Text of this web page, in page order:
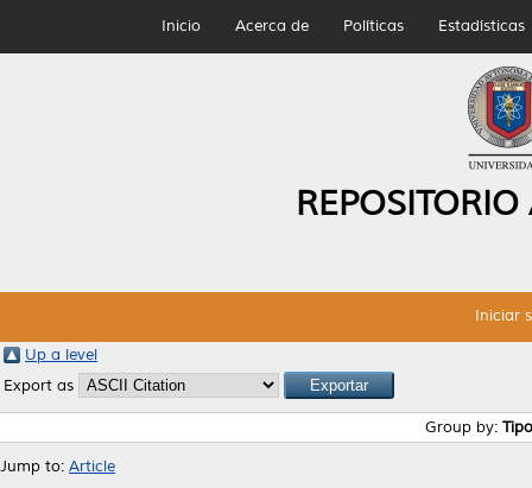
Inicio Acerca de Políticas Estadísticas
Iniciar
Up a level
Export as
Group by:
Jump to: Article